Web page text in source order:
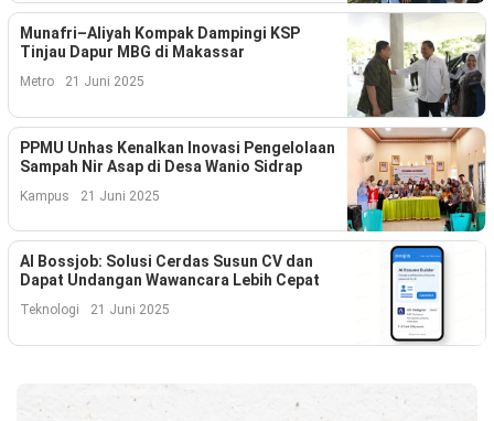
Metro
Daerah
Hukum & HAM
Ekonomi
Pendidikan
Kesehatan
Lingkungan
More
Munafri–Aliyah Kompak Dampingi KSP
Tinjau Dapur MBG di Makassar
Metro 21 Juni 2025
PPMU Unhas Kenalkan Inovasi Pengelolaan
Sampah Nir Asap di Desa Wanio Sidrap
Kampus 21 Juni 2025
AI Bossjob: Solusi Cerdas Susun CV dan
Dapat Undangan Wawancara Lebih Cepat
Teknologi 21 Juni 2025